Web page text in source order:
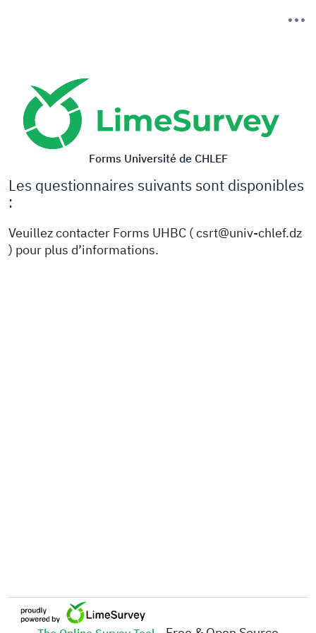
Forms Université de CHLEF
Les questionnaires suivants sont disponibles
:
Veuillez contacter Forms UHBC ( csrt@univ-chlef.dz
) pour plus d’informations.